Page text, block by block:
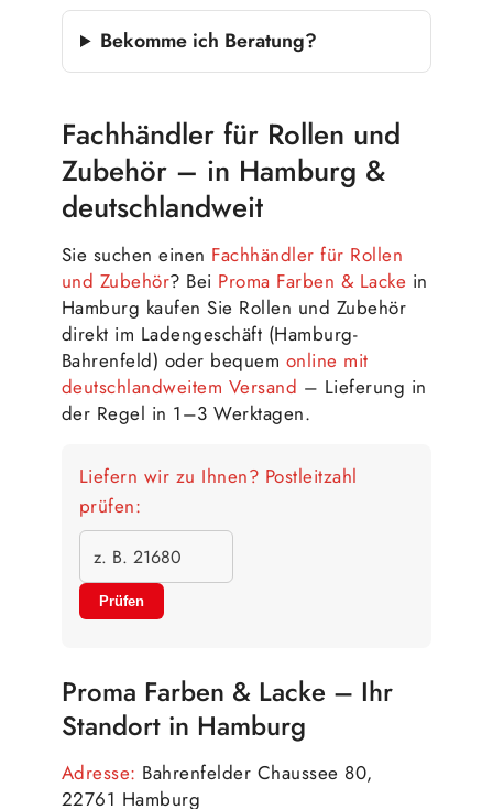
Bekomme ich Beratung?
Fachhändler für Rollen und
Zubehör – in Hamburg &
deutschlandweit
Sie suchen einen Fachhändler für Rollen
und Zubehör? Bei Proma Farben & Lacke in
Hamburg kaufen Sie Rollen und Zubehör
direkt im Ladengeschäft (Hamburg-
Bahrenfeld) oder bequem online mit
deutschlandweitem Versand – Lieferung in
der Regel in 1–3 Werktagen.
Liefern wir zu Ihnen? Postleitzahl
prüfen:
Prüfen
Proma Farben & Lacke – Ihr
Standort in Hamburg
Adresse: Bahrenfelder Chaussee 80,
22761 Hamburg